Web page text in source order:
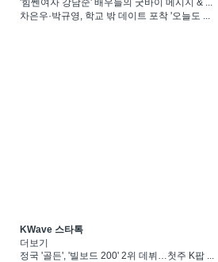
'힘쎈여자 강남순' 배우들의 굿바이 메시지 & ...
차은우·박규영, 학교 밖 데이트 포착 '오늘도 ...
KWave 스타톡
더보기
정국 '골든', '빌보드 200' 2위 데뷔…첫주 K팝 ...